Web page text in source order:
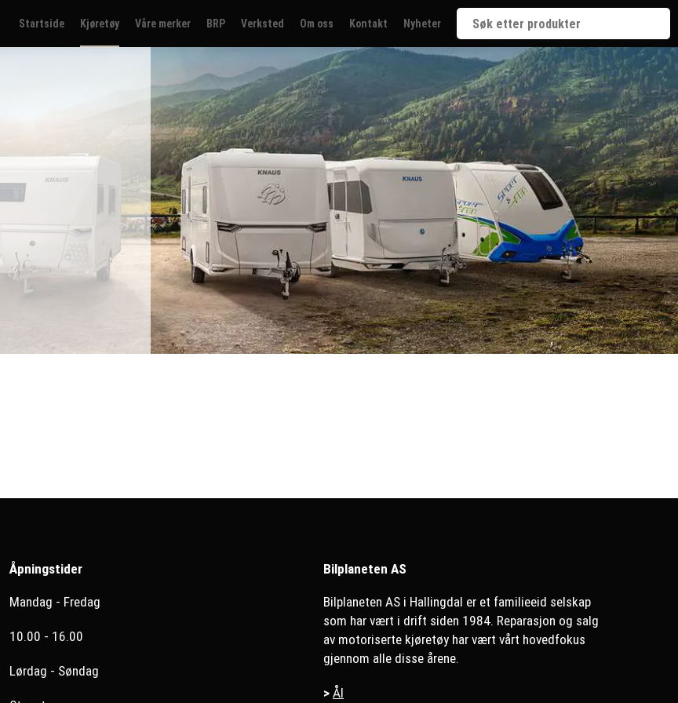
Startside Kjøretøy Våre merker BRP Verksted Om oss Kontakt Nyheter
Åpningstider
Mandag - Fredag
10.00 - 16.00
Lørdag - Søndag
Bilplaneten AS
Bilplaneten AS i Hallingdal er et familieeid selskap
som har vært i drift siden 1984. Reparasjon og salg
av motoriserte kjøretøy har vært vårt hovedfokus
gjennom alle disse årene.
> Ål